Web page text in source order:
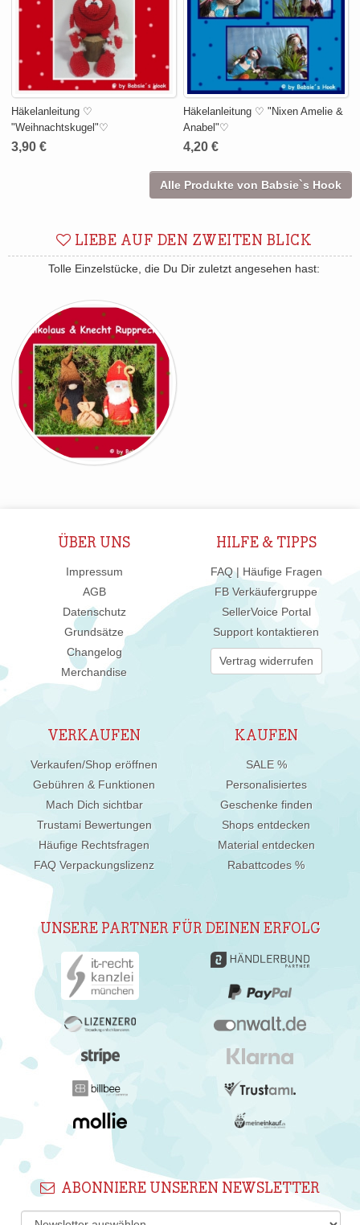
Häkelanleitung ♡
"Weihnachtskugel"♡
3,90 €
Häkelanleitung ♡ "Nixen Amelie &
Anabel"♡
4,20 €
Alle Produkte von Babsie`s Hook
LIEBE AUF DEN ZWEITEN BLICK
Tolle Einzelstücke, die Du Dir zuletzt angesehen hast:
ÜBER UNS
Impressum
AGB
Datenschutz
Grundsätze
Changelog
Merchandise
HILFE & TIPPS
FAQ | Häufige Fragen
FB Verkäufergruppe
SellerVoice Portal
Support kontaktieren
Vertrag widerrufen
VERKAUFEN
Verkaufen/Shop eröffnen
Gebühren & Funktionen
Mach Dich sichtbar
Trustami Bewertungen
Häufige Rechtsfragen
FAQ Verpackungslizenz
KAUFEN
SALE %
Personalisiertes
Geschenke finden
Shops entdecken
Material entdecken
Rabattcodes %
UNSERE PARTNER FÜR DEINEN ERFOLG
ABONNIERE UNSEREN NEWSLETTER